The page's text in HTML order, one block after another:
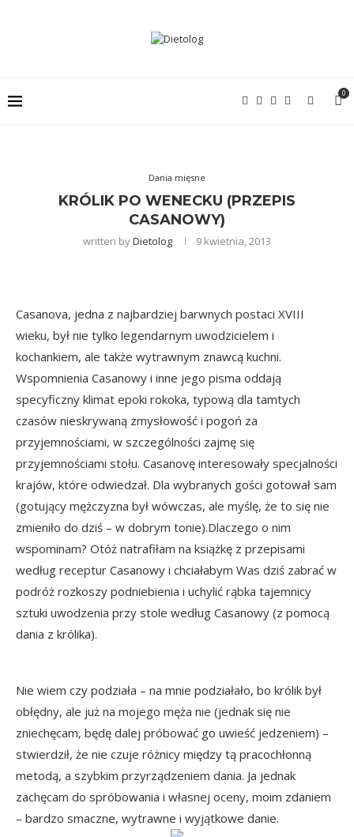
0
Dania mięsne
KRÓLIK PO WENECKU (PRZEPIS
CASANOWY)
written byDietolog 9 kwietnia, 2013
Casanova, jedna z najbardziej barwnych postaci XVIII
wieku, był nie tylko legendarnym uwodzicielem i
kochankiem, ale także wytrawnym znawcą kuchni.
Wspomnienia Casanowy i inne jego pisma oddają
specyficzny klimat epoki rokoka, typową dla tamtych
czasów nieskrywaną zmysłowość i pogoń za
przyjemnościami, w szczególności zajmę się
przyjemnościami stołu. Casanovę interesowały specjalności
krajów, które odwiedzał. Dla wybranych gości gotował sam
(gotujący mężczyzna był wówczas, ale myślę, że to się nie
zmieniło do dziś – w dobrym tonie).Dlaczego o nim
wspominam? Otóż natrafiłam na książkę z przepisami
według receptur Casanowy i chciałabym Was dziś zabrać w
podróż rozkoszy podniebienia i uchylić rąbka tajemnicy
sztuki uwodzenia przy stole według Casanowy (z pomocą
dania z królika).
Nie wiem czy podziała – na mnie podziałało, bo królik był
obłędny, ale już na mojego męża nie (jednak się nie
zniechęcam, będę dalej próbować go uwieść jedzeniem) –
stwierdził, że nie czuje różnicy między tą pracochłonną
metodą, a szybkim przyrządzeniem dania. Ja jednak
zachęcam do spróbowania i własnej oceny, moim zdaniem
– bardzo smaczne, wytrawne i wyjątkowe danie.